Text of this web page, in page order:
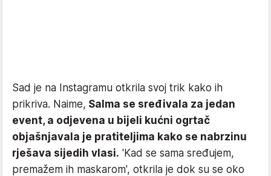
Sad je na Instagramu otkrila svoj trik kako ih
prikriva. Naime, Salma se sređivala za jedan
event, a odjevena u bijeli kućni ogrtač
objašnjavala je pratiteljima kako se nabrzinu
rješava sijedih vlasi. 'Kad se sama sređujem,
premažem ih maskarom', otkrila je dok su se oko